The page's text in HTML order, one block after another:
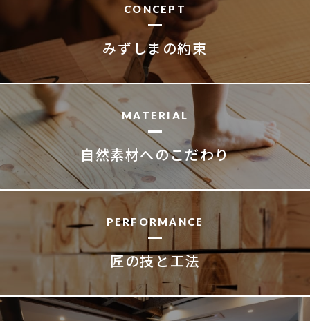
CONCEPT
みずしまの約束
MATERIAL
自然素材へのこだわり
PERFORMANCE
匠の技と工法